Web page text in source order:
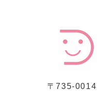
〒735-